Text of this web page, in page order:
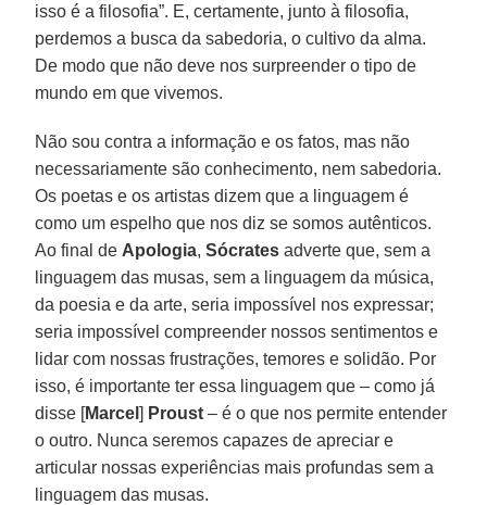
isso é a filosofia”. E, certamente, junto à filosofia,
perdemos a busca da sabedoria, o cultivo da alma.
De modo que não deve nos surpreender o tipo de
mundo em que vivemos.
Não sou contra a informação e os fatos, mas não
necessariamente são conhecimento, nem sabedoria.
Os poetas e os artistas dizem que a linguagem é
como um espelho que nos diz se somos autênticos.
Ao final de Apologia,Sócrates adverte que, sem a
linguagem das musas, sem a linguagem da música,
da poesia e da arte, seria impossível nos expressar;
seria impossível compreender nossos sentimentos e
lidar com nossas frustrações, temores e solidão. Por
isso, é importante ter essa linguagem que – como já
disse [Marcel] Proust – é o que nos permite entender
o outro. Nunca seremos capazes de apreciar e
articular nossas experiências mais profundas sem a
linguagem das musas.